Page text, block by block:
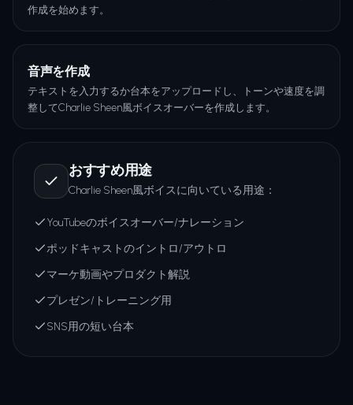
作成を始めます。
音声を作成
テキストを入力するか台本をアップロードし、トーンや速度を調
整してCharlie Sheen風ボイスオーバーを作成します。
おすすめ用途
Charlie Sheen風ボイスに向いている用途：
YouTubeのボイスオーバー/ナレーション
ポッドキャストのイントロ/アウトロ
マーケ動画やプロダクト解説
プレゼン/トレーニング用
SNS用の短い台本